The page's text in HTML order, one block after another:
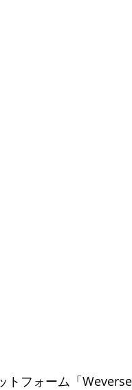
トフォーム「